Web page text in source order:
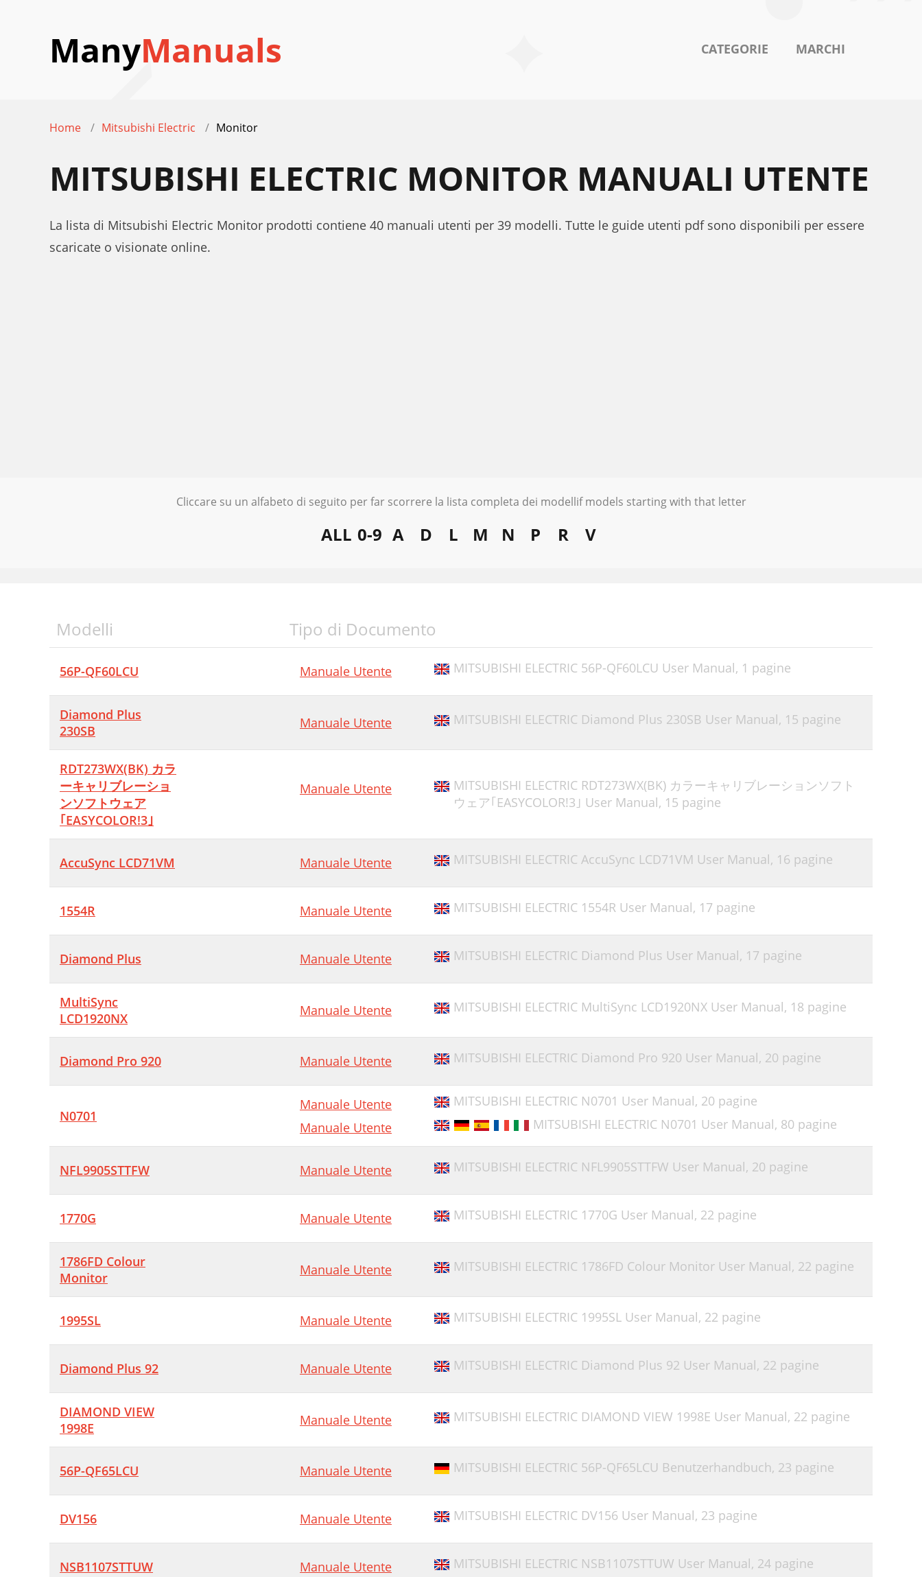
ManyManuals CATEGORIE MARCHI
Home Mitsubishi Electric Monitor
MITSUBISHI ELECTRIC MONITOR MANUALI UTENTE
La lista di Mitsubishi Electric Monitor prodotti contiene 40 manuali utenti per 39 modelli. Tutte le guide utenti pdf sono disponibili per essere
scaricate o visionate online.
Cliccare su un alfabeto di seguito per far scorrere la lista completa dei modellif models starting with that letter
ALL 0-9 A D L M N P R V
Modelli Tipo di Documento
56P-QF60LCU Manuale Utente MITSUBISHI ELECTRIC 56P-QF60LCU User Manual, 1 pagine
Diamond Plus
230SB
Manuale Utente MITSUBISHI ELECTRIC Diamond Plus 230SB User Manual, 15 pagine
RDT273WX(BK) カラ
ーキャリブレーショ
ンソフトウェア
｢EASYCOLOR!3｣
Manuale Utente
MITSUBISHI ELECTRIC RDT273WX(BK) カラーキャリブレーションソフト
ウェア｢EASYCOLOR!3｣ User Manual, 15 pagine
AccuSync LCD71VM Manuale Utente MITSUBISHI ELECTRIC AccuSync LCD71VM User Manual, 16 pagine
1554R Manuale Utente MITSUBISHI ELECTRIC 1554R User Manual, 17 pagine
Diamond Plus Manuale Utente MITSUBISHI ELECTRIC Diamond Plus User Manual, 17 pagine
MultiSync
LCD1920NX
Manuale Utente MITSUBISHI ELECTRIC MultiSync LCD1920NX User Manual, 18 pagine
Diamond Pro 920 Manuale Utente MITSUBISHI ELECTRIC Diamond Pro 920 User Manual, 20 pagine
N0701
Manuale Utente MITSUBISHI ELECTRIC N0701 User Manual, 20 pagine
Manuale Utente
MITSUBISHI ELECTRIC N0701 User Manual, 80 pagine
NFL9905STTFW Manuale Utente MITSUBISHI ELECTRIC NFL9905STTFW User Manual, 20 pagine
1770G Manuale Utente MITSUBISHI ELECTRIC 1770G User Manual, 22 pagine
1786FD Colour
Monitor
Manuale Utente MITSUBISHI ELECTRIC 1786FD Colour Monitor User Manual, 22 pagine
1995SL Manuale Utente MITSUBISHI ELECTRIC 1995SL User Manual, 22 pagine
Diamond Plus 92 Manuale Utente MITSUBISHI ELECTRIC Diamond Plus 92 User Manual, 22 pagine
DIAMOND VIEW
1998E
Manuale Utente MITSUBISHI ELECTRIC DIAMOND VIEW 1998E User Manual, 22 pagine
56P-QF65LCU Manuale Utente MITSUBISHI ELECTRIC 56P-QF65LCU Benutzerhandbuch, 23 pagine
DV156 Manuale Utente MITSUBISHI ELECTRIC DV156 User Manual, 23 pagine
NSB1107STTUW Manuale Utente MITSUBISHI ELECTRIC NSB1107STTUW User Manual, 24 pagine